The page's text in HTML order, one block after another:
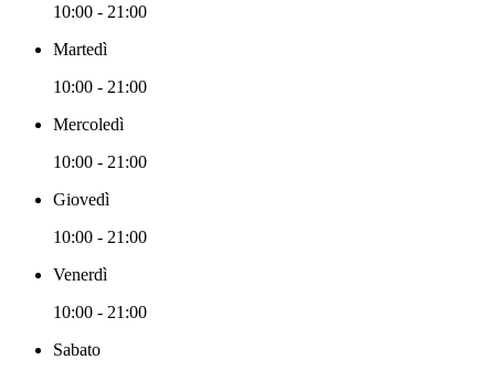
10:00 - 21:00
Martedì
10:00 - 21:00
Mercoledì
10:00 - 21:00
Giovedì
10:00 - 21:00
Venerdì
10:00 - 21:00
Sabato